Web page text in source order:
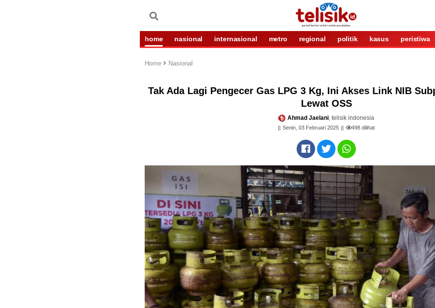
home nasional internasional metro regional politik kasus peristiwa
Home Nasional
Tak Ada Lagi Pengecer Gas LPG 3 Kg, Ini Akses Link NIB
Lewat OSS
Ahmad Jaelani, telisik indonesia
Senin, 03 Februari 2025 498 dilihat